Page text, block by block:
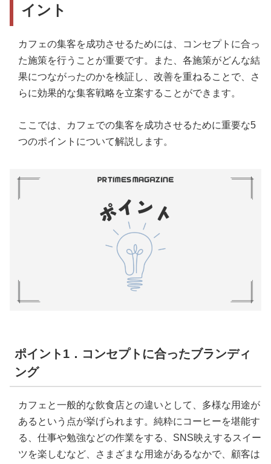
イント
カフェの集客を成功させるためには、コンセプトに合っ
た施策を行うことが重要です。また、各施策がどんな結
果につながったのかを検証し、改善を重ねることで、さ
らに効果的な集客戦略を立案することができます。
ここでは、カフェでの集客を成功させるために重要な5
つのポイントについて解説します。
ポイント1．コンセプトに合ったブランディ
ング
カフェと一般的な飲食店との違いとして、多様な用途が
あるという点が挙げられます。純粋にコーヒーを堪能す
る、仕事や勉強などの作業をする、SNS映えするスイー
ツを楽しむなど、さまざまな用途があるなかで、顧客は